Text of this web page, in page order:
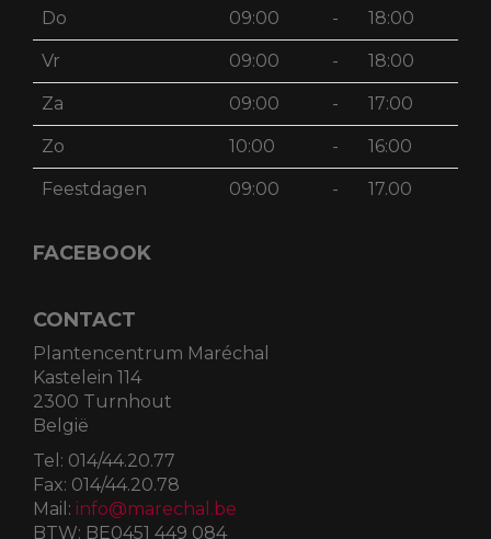
Do 09:00 - 18:00
Vr 09:00 - 18:00
Za 09:00 - 17:00
Zo 10:00 - 16:00
Feestdagen 09:00 - 17.00
FACEBOOK
CONTACT
Plantencentrum Maréchal
Kastelein 114
2300 Turnhout
België
Tel: 014/44.20.77
Fax: 014/44.20.78
Mail: info@marechal.be
BTW: BE0451 449 084